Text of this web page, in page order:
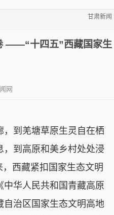
甘肃新闻
——“十四五”西藏国家生
网
到羌塘草原生灵自在栖
，到高原和美乡村处处浸
西藏紧扣国家生态文明
中华人民共和国青藏高原
自治区国家生态文明高地